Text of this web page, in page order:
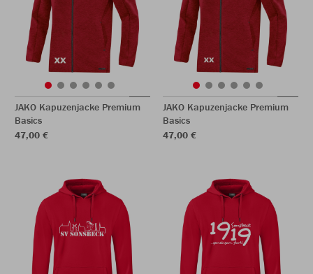
JAKO Kapuzenjacke Premium
Basics
47,00 €
JAKO Kapuzenjacke Premium
Basics
47,00 €